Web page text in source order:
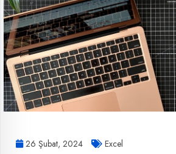
26 Şubat, 2024 Excel